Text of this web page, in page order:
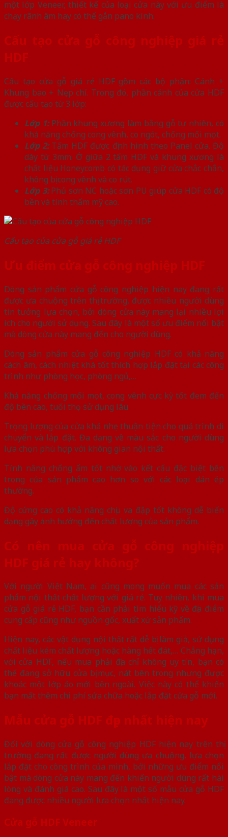
một lớp Veneer, thiết kế của loại cửa này với ưu điểm là
chạy rãnh âm hay có thể gắn pano kính.
Cấu tạo cửa gỗ công nghiệp giá rẻ
HDF
Cấu tạo cửa gỗ giá rẻ HDF gồm các bộ phận: Cánh +
Khung bao + Nẹp chỉ. Trong đó, phần cánh của cửa HDF
được cấu tạo từ 3 lớp:
Lớp 1:Phần khung xương làm bằng gỗ tự nhiên, có
khả năng chống cong vênh, co ngót, chống mối mọt.
Lớp 2:Tấm HDF được định hình theo Panel cửa. Độ
dày từ 3mm. Ở giữa 2 tấm HDF và khung xương là
chất liệu Honeycomb có tác dụng giữ cửa chắc chắn,
không bị cong vênh và co rút.
Lớp 3:Phủ sơn NC hoặc sơn PU giúp cửa HDF có độ
bền và tính thẩm mỹ cao.
Cấu tạo của cửa gỗ giá rẻ HDF
Ưu điểm cửa gỗ công nghiệp HDF
Dòng sản phẩm cửa gỗ công nghiệp hiện nay đang rất
được ưa chuộng trên thị trường, được nhiều người dùng
tin tưởng lựa chọn, bởi dòng cửa này mang lại nhiều lợi
ích cho người sử dụng. Sau đây là một số ưu điểm nổi bật
mà dòng cửa này mang đến cho người dùng.
Dòng sản phẩm cửa gỗ công nghiệp HDF có khả năng
cách âm, cách nhiệt khá tốt thích hợp lắp đặt tại các công
trình như phòng học, phòng ngủ,…
Khả năng chống mối mọt, cong vênh cực kỳ tốt đem đến
độ bền cao, tuổi thọ sử dụng lâu.
Trọng lượng của cửa khá nhẹ thuận tiện cho quá trình di
chuyển và lắp đặt. Đa dạng về màu sắc cho người dùng
lựa chọn phù hợp với không gian nội thất.
Tính năng chống ẩm tốt nhờ vào kết cấu đặc biệt bên
trong của sản phẩm cao hơn so với các loại dán ép
thường.
Độ cứng cao có khả năng chịu va đập tốt không dễ biến
dạng gây ảnh hưởng đến chất lượng của sản phẩm.
Có nên mua cửa gỗ công nghiệp
HDF giá rẻ hay không?
Với người Việt Nam, ai cũng mong muốn mua các sản
phẩm nội thất chất lượng với giá rẻ. Tuy nhiên, khi mua
cửa gỗ giá rẻ HDF, bạn cần phải tìm hiểu kỹ về địa điểm
cung cấp cũng như nguồn gốc, xuất xứ sản phẩm.
Hiện nay, các vật dụng nội thất rất dễ bị làm giả, sử dụng
chất liệu kém chất lượng hoặc hàng hết đát,… Chẳng hạn,
với cửa HDF, nếu mua phải địa chỉ không uy tín, bạn có
thể đang sở hữu cửa bị mục, nát bên trong nhưng được
khoác một lớp áo mới bên ngoài. Việc này có thể khiến
bạn mất thêm chi phí sửa chữa hoặc lắp đặt cửa gỗ mới.
Mẫu cửa gỗ HDF đẹp nhất hiện nay
Đối với dòng cửa gỗ công nghiệp HDF hiện nay trên thị
trường đang rất được người dùng ưa chuộng, lựa chọn
lắp đặt cho công trình của mình, bởi những ưu điểm nổi
bật mà dòng cửa này mang đến khiến người dùng rất hài
lòng và đánh giá cao. Sau đây là một số mẫu cửa gỗ HDF
đang được nhiều người lựa chọn nhất hiện nay.
Cửa gỗ HDF Veneer